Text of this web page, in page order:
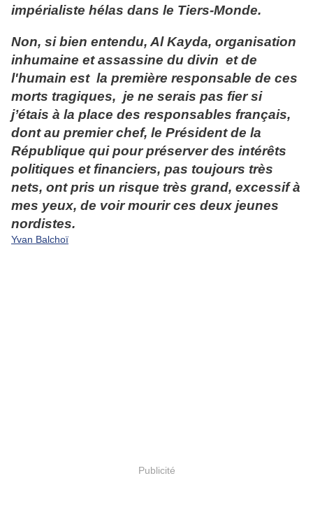
impérialiste hélas dans le Tiers-Monde.
Non, si bien entendu, Al Kayda, organisation
inhumaine et assassine du divin et de
l'humain est la première responsable de ces
morts tragiques, je ne serais pas fier si
j’étais à la place des responsables français,
dont au premier chef, le Président de la
République qui pour préserver des intérêts
politiques et financiers, pas toujours très
nets, ont pris un risque très grand, excessif à
mes yeux, de voir mourir ces deux jeunes
nordistes.
Yvan Balchoï
Publicité